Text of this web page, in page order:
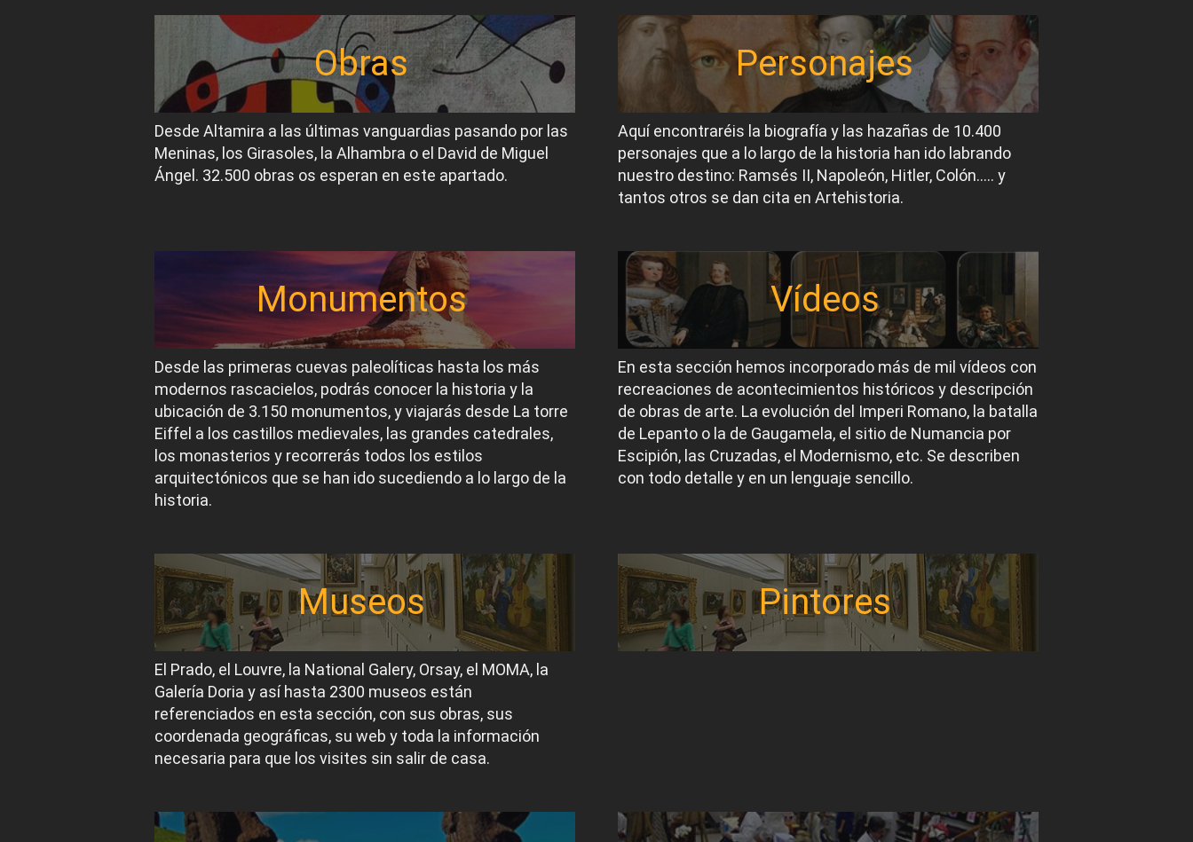
Obras
Desde Altamira a las últimas vanguardias pasando por las
Meninas, los Girasoles, la Alhambra o el David de Miguel
Ángel. 32.500 obras os esperan en este apartado.
Personajes
Aquí encontraréis la biografía y las hazañas de 10.400
personajes que a lo largo de la historia han ido labrando
nuestro destino: Ramsés II, Napoleón, Hitler, Colón….. y
tantos otros se dan cita en Artehistoria.
Monumentos
Desde las primeras cuevas paleolíticas hasta los más
modernos rascacielos, podrás conocer la historia y la
ubicación de 3.150 monumentos, y viajarás desde La torre
Eiffel a los castillos medievales, las grandes catedrales,
los monasterios y recorrerás todos los estilos
arquitectónicos que se han ido sucediendo a lo largo de la
historia.
Vídeos
En esta sección hemos incorporado más de mil vídeos con
recreaciones de acontecimientos históricos y descripción
de obras de arte. La evolución del Imperi Romano, la batalla
de Lepanto o la de Gaugamela, el sitio de Numancia por
Escipión, las Cruzadas, el Modernismo, etc. Se describen
con todo detalle y en un lenguaje sencillo.
Museos
El Prado, el Louvre, la National Galery, Orsay, el MOMA, la
Galería Doria y así hasta 2300 museos están
referenciados en esta sección, con sus obras, sus
coordenada geográficas, su web y toda la información
necesaria para que los visites sin salir de casa.
Pintores